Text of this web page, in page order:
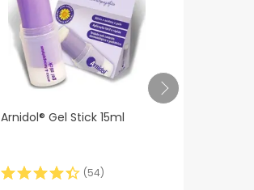
Arnidol® Gel Stick 15ml
(54)